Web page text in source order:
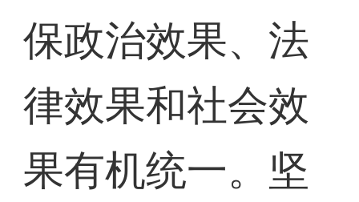
保政治效果、法
律效果和社会效
果有机统一。坚